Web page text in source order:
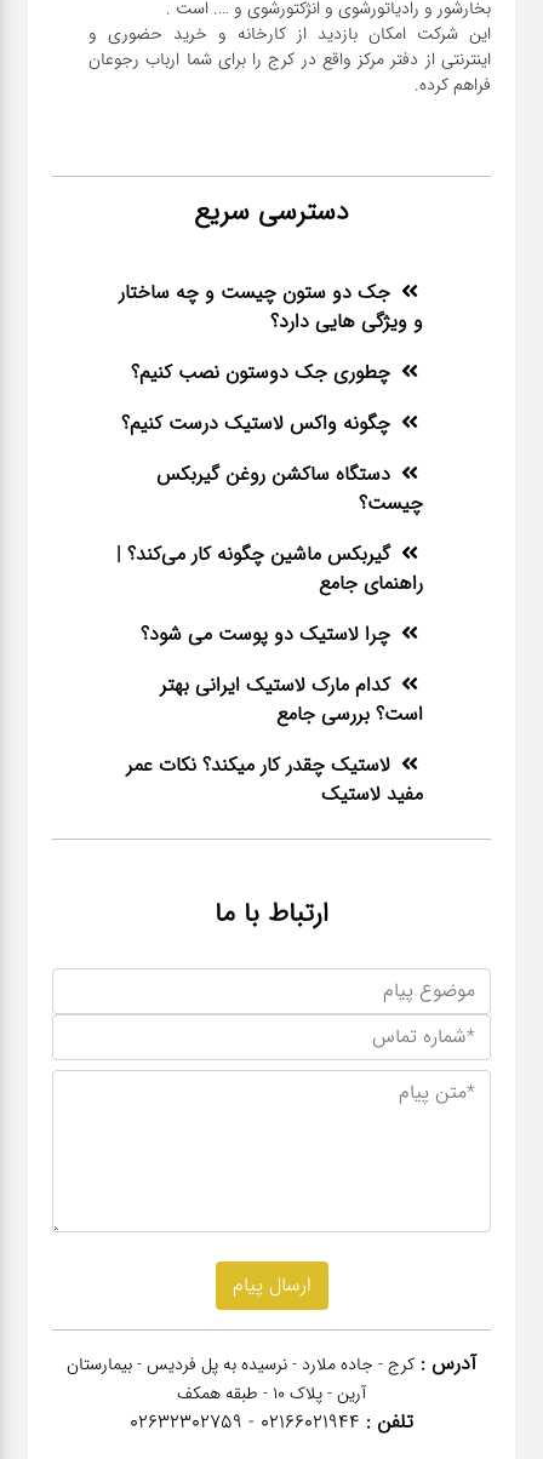
این شرکت امکان بازدید از کارخانه و خرید حضوری و
اینترنتی از دفتر مرکز واقع در کرج را برای شما ارباب رجوعان
فراهم کرده.
دسترسی سریع
جک دو ستون چیست و چه ساختار
و ویژگی هایی دارد؟
چطوری جک دوستون نصب کنیم؟
چگونه واکس لاستیک درست کنیم؟
دستگاه ساکشن روغن گیربکس
چیست؟
گیربکس ماشین چگونه کار می‌کند؟ |
راهنمای جامع
چرا لاستیک دو پوست می شود؟
کدام مارک لاستیک ایرانی بهتر
است؟ بررسی جامع
لاستیک چقدر کار میکند؟ نکات عمر
مفید لاستیک
ارتباط با ما
آدرس : کرج - جاده ملارد - نرسیده به پل فردیس - بیمارستان
آرین - پلاک 10 - طبقه همکف
تلفن : 02166021944 - 02632302759